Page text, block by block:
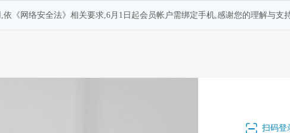
《网络安全法》相关要求,6月1日起会员帐户需绑定手机,感谢您的理解与支
扫码登